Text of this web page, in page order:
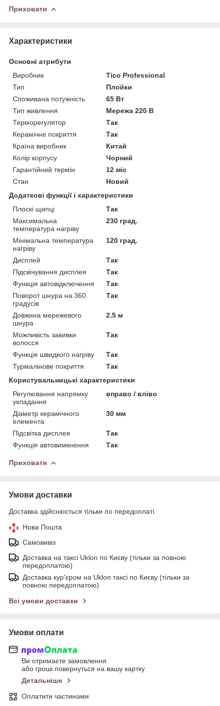
Приховати
Характеристики
Основні атрибути
Виробник
Tico Professional
Тип
Плойки
Споживана потужність
65 Вт
Тип живлення
Мережа 220 В
Терморегулятор
Так
Керамічне покриття
Так
Країна виробник
Китай
Колір корпусу
Чорний
Гарантійний термін
12 міс
Стан
Новий
Додаткові функції і характеристики
Плоскі щипці
Так
Максимальна
температура нагріву
230 град.
Мінімальна температура
нагріву
120 град.
Дисплей
Так
Підсвічування дисплея
Так
Функція автовідключення
Так
Поворот шнура на 360
градусів
Так
Довжина мережевого
шнура
2.5 м
Можливість завивки
волосся
Так
Функція швидкого нагріву
Так
Турмалінове покриття
Так
Користувальницькі характеристики
Регулювання напрямку
укладання
вправо / вліво
Діаметр керамічного
елемента
30 мм
Підсвітка дисплея
Так
Функція автовимкнення
Так
Приховати
Умови доставки
Доставка здійснюється тільки по передоплаті.
Нова Пошта
Самовивіз
Доставка на таксі Uklon по Києву (тільки за повною
передоплатою)
Доставка кур'єром на Uklon таксі по Києву (тільки за
повною передоплатою)
Всі умови доставки
Умови оплати
Ви отримаєте замовлення
або гроші повернуться на вашу картку
Детальніше
Оплатити частинами